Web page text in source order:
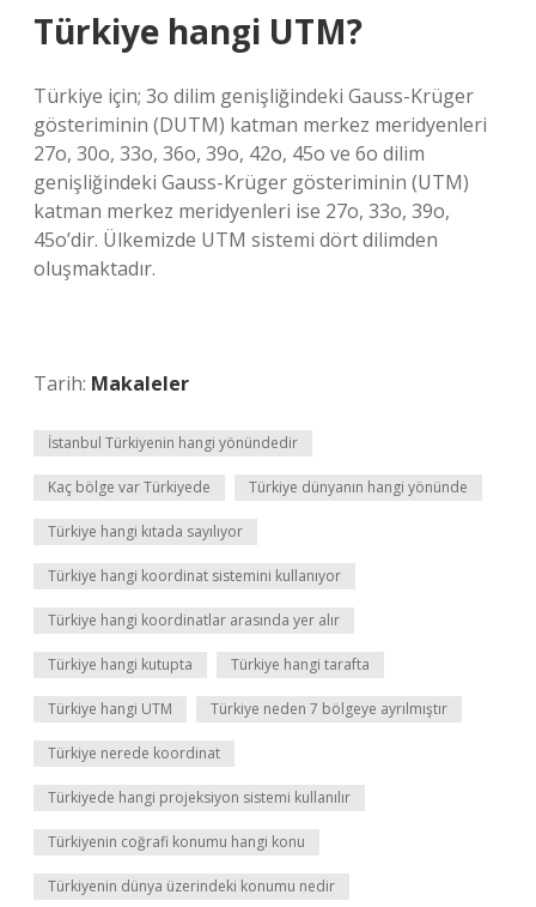
Türkiye hangi UTM?
Türkiye için; 3o dilim genişliğindeki Gauss-Krüger
gösteriminin (DUTM) katman merkez meridyenleri
27o, 30o, 33o, 36o, 39o, 42o, 45o ve 6o dilim
genişliğindeki Gauss-Krüger gösteriminin (UTM)
katman merkez meridyenleri ise 27o, 33o, 39o,
45o’dir. Ülkemizde UTM sistemi dört dilimden
oluşmaktadır.
Tarih: Makaleler
İstanbul Türkiyenin hangi yönündedir
Kaç bölge var Türkiyede Türkiye dünyanın hangi yönünde
Türkiye hangi kıtada sayılıyor
Türkiye hangi koordinat sistemini kullanıyor
Türkiye hangi koordinatlar arasında yer alır
Türkiye hangi kutupta Türkiye hangi tarafta
Türkiye hangi UTM Türkiye neden 7 bölgeye ayrılmıştır
Türkiye nerede koordinat
Türkiyede hangi projeksiyon sistemi kullanılır
Türkiyenin coğrafi konumu hangi konu
Türkiyenin dünya üzerindeki konumu nedir